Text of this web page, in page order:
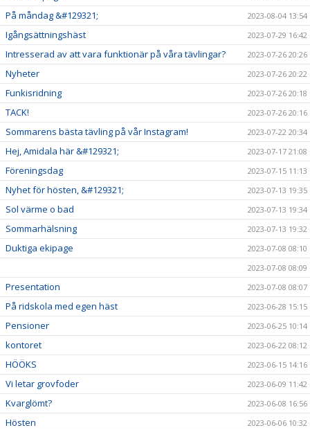
På måndag &#129321; 2023-08-04 13:54
Igångsättningshäst 2023-07-29 16:42
Intresserad av att vara funktionär på våra tävlingar? 2023-07-26 20:26
Nyheter 2023-07-26 20:22
Funkisridning 2023-07-26 20:18
TACK! 2023-07-26 20:16
Sommarens bästa tävling på vår Instagram! 2023-07-22 20:34
Hej, Amidala här &#129321; 2023-07-17 21:08
Föreningsdag 2023-07-15 11:13
Nyhet för hösten, &#129321; 2023-07-13 19:35
Sol värme o bad 2023-07-13 19:34
Sommarhälsning 2023-07-13 19:32
Duktiga ekipage
2023-07-08 08:10
2023-07-08 08:09
Presentation 2023-07-08 08:07
På ridskola med egen häst 2023-06-28 15:15
Pensioner 2023-06-25 10:14
kontoret 2023-06-22 08:12
HÖÖKS 2023-06-15 14:16
Vi letar grovfoder 2023-06-09 11:42
Kvarglömt? 2023-06-08 16:56
Hösten 2023-06-06 10:32